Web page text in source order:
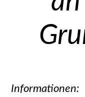
Informationen: